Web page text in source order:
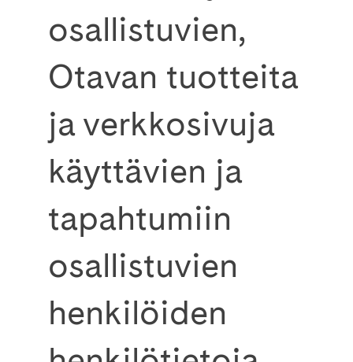
osallistuvien,
Otavan tuotteita
ja verkkosivuja
käyttävien ja
tapahtumiin
osallistuvien
henkilöiden